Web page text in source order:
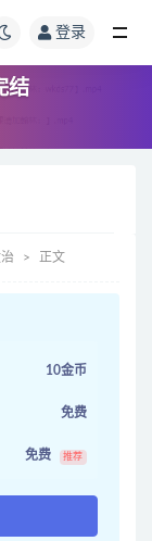
登录
结
正文
10金币
免费
免费 推荐